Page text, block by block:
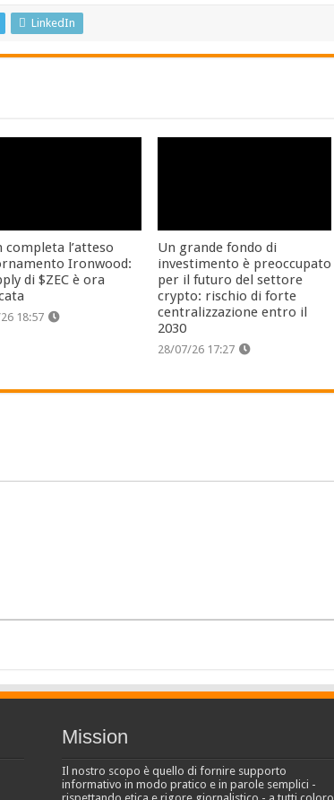
LinkedIn
completa l’atteso
Ironwood:
di $ZEC è ora
18:57
Un grande fondo di
investimento è preoccupato
per il futuro del settore
crypto: rischio di forte
centralizzazione entro il
2030
28/07/26 17:27
Mission
Il nostro scopo è quello di fornire supporto
informativo in modo pratico e in parole semplici -